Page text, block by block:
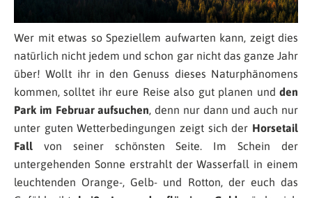
Wer mit etwas so Speziellem aufwarten kann, zeigt dies
natürlich nicht jedem und schon gar nicht das ganze Jahr
über! Wollt ihr in den Genuss dieses Naturphänomens
kommen, solltet ihr eure Reise also gut planen und den
Park im Februar aufsuchen, denn nur dann und auch nur
unter guten Wetterbedingungen zeigt sich der Horsetail
Fall von seiner schönsten Seite. Im Schein der
untergehenden Sonne erstrahlt der Wasserfall in einem
leuchtenden Orange-, Gelb- und Rotton, der euch das